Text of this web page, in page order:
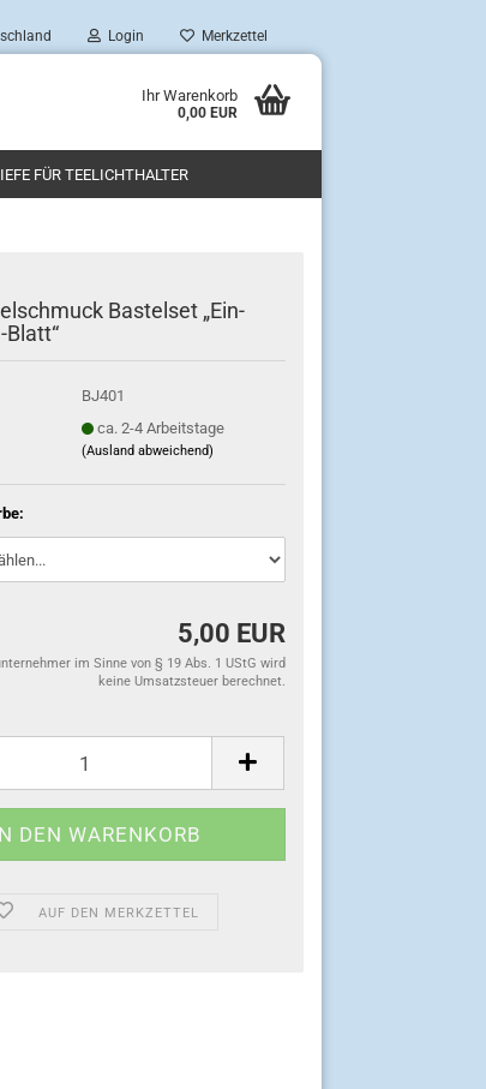
Login Merkzettel
Ihr Warenkorb
0,00 EUR
FÜR TEELICHTHALTER
Bastelset „Ein-
Blatt“
BJ401
ca. 2-4 Arbeitstage
(Ausland abweichend)
5,00 EUR
im Sinne von § 19 Abs. 1 UStG wird
keine Umsatzsteuer berechnet.
AUF DEN MERKZETTEL